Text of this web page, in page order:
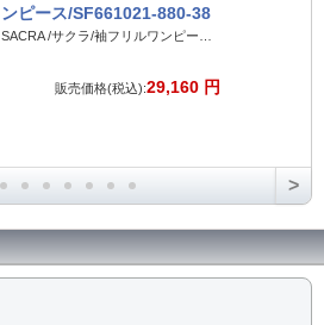
ンピース/SF661021-880-38
SACRA /サクラ/袖フリルワンピース/SF661021-880-38
販売価格(税込):29,160 円
>